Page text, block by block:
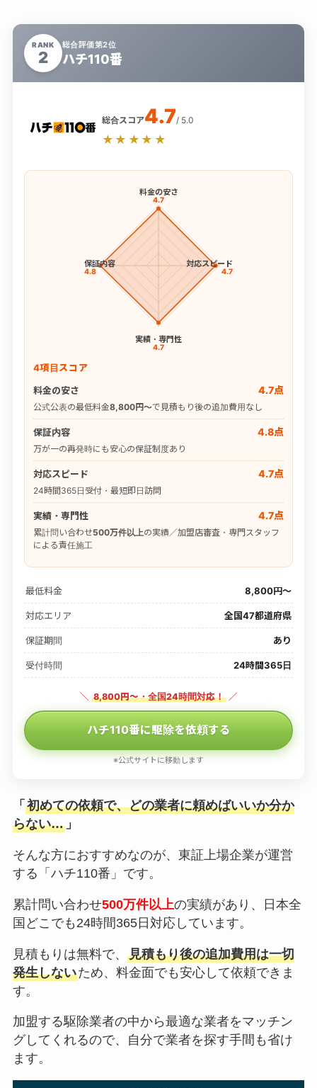
RANK
2
総合評価第2位
ハチ110番
総合スコア4.7/ 5.0
★★★★★
料金の安さ
4.7
対応スピード
4.7
実績・専門性
4.7
保証内容
4.8
4項目スコア
料金の安さ
4.7点
公式公表の最低料金8,800円〜で見積もり後の追加費用なし
保証内容 4.8点
万が一の再発時にも安心の保証制度あり
対応スピード 4.7点
24時間365日受付・最短即日訪問
実績・専門性 4.7点
累計問い合わせ500万件以上の実績／加盟店審査・専門スタッフ
による責任施工
最低料金 8,800円〜
対応エリア 全国47都道府県
保証期間 あり
受付時間 24時間365日
＼ 8,800円〜・全国24時間対応！ ／
ハチ110番に駆除を依頼する
※公式サイトに移動します
「 初めての依頼で、どの業者に頼めばいいか分か
らない…」
そんな方におすすめなのが、東証上場企業が運営
する「ハチ110番」です。
累計問い合わせ500万件以上の実績があり、日本全
国どこでも24時間365日対応しています。
見積もりは無料で、 見積もり後の追加費用は一切
発生しないため、料金面でも安心して依頼できま
す。
加盟する駆除業者の中から最適な業者をマッチン
グしてくれるので、自分で業者を探す手間も省け
ます。